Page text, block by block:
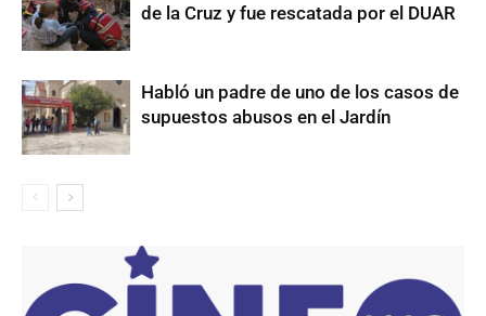
de la Cruz y fue rescatada por el DUAR
Habló un padre de uno de los casos de
supuestos abusos en el Jardín